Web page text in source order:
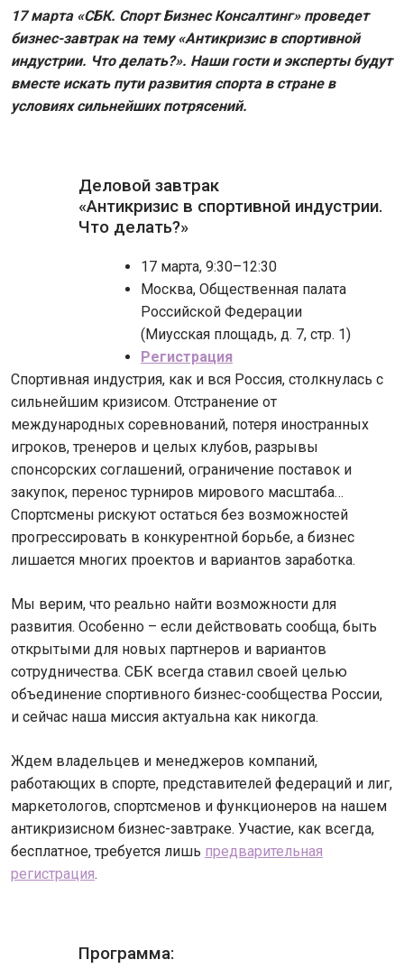
17 марта «СБК. Спорт Бизнес Консалтинг» проведет
бизнес-завтрак на тему «Антикризис в спортивной
индустрии. Что делать?». Наши гости и эксперты будут
вместе искать пути развития спорта в стране в
условиях сильнейших потрясений.
Деловой завтрак
«Антикризис в спортивной индустрии.
Что делать?»
17 марта, 9:30–12:30
Москва, Общественная палата
Российской Федерации
(Миусская площадь, д. 7, стр. 1)
Регистрация
Спортивная индустрия, как и вся Россия, столкнулась с
сильнейшим кризисом. Отстранение от
международных соревнований, потеря иностранных
игроков, тренеров и целых клубов, разрывы
спонсорских соглашений, ограничение поставок и
закупок, перенос турниров мирового масштаба…
Спортсмены рискуют остаться без возможностей
прогрессировать в конкурентной борьбе, а бизнес
лишается многих проектов и вариантов заработка.
Мы верим, что реально найти возможности для
развития. Особенно – если действовать сообща, быть
открытыми для новых партнеров и вариантов
сотрудничества. СБК всегда ставил своей целью
объединение спортивного бизнес-сообщества России,
и сейчас наша миссия актуальна как никогда.
Ждем владельцев и менеджеров компаний,
работающих в спорте, представителей федераций и лиг,
маркетологов, спортсменов и функционеров на нашем
антикризисном бизнес-завтраке. Участие, как всегда,
бесплатное, требуется лишь предварительная
регистрация.
Программа: